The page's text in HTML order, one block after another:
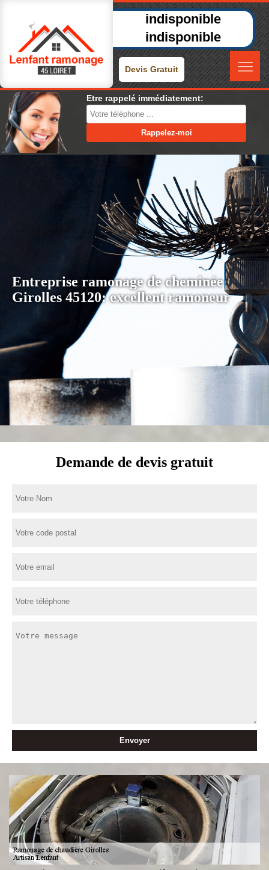
indisponible
indisponible
Devis Gratuit
Etre rappelé immédiatement:
Entreprise ramonage de cheminée
Girolles 45120: excellent ramoneur
Demande de devis gratuit